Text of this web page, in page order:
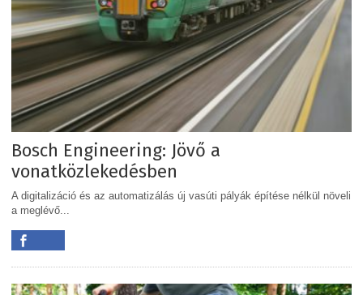
Bosch Engineering: Jövő a
vonatközlekedésben
A digitalizáció és az automatizálás új vasúti pályák építése nélkül növeli
a meglévő...